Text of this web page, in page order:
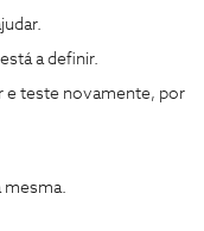
a definir.
e teste novamente, por
mesma.